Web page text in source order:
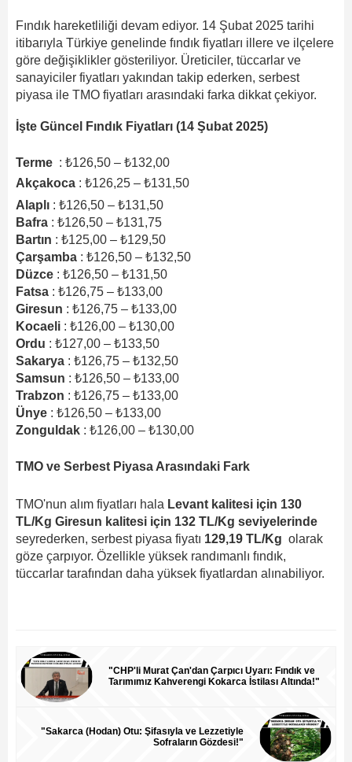
Fındık hareketliliği devam ediyor. 14 Şubat 2025 tarihi
itibarıyla Türkiye genelinde fındık fiyatları illere ve ilçelere
göre değişiklikler gösteriliyor. Üreticiler, tüccarlar ve
sanayiciler fiyatları yakından takip ederken, serbest
piyasa ile TMO fiyatları arasındaki farka dikkat çekiyor.
İşte Güncel Fındık Fiyatları (14 Şubat 2025)
Terme : ₺126,50 – ₺132,00
Akçakoca : ₺126,25 – ₺131,50
Alaplı : ₺126,50 – ₺131,50
Bafra : ₺126,50 – ₺131,75
Bartın : ₺125,00 – ₺129,50
Çarşamba : ₺126,50 – ₺132,50
Düzce : ₺126,50 – ₺131,50
Fatsa : ₺126,75 – ₺133,00
Giresun : ₺126,75 – ₺133,00
Kocaeli : ₺126,00 – ₺130,00
Ordu : ₺127,00 – ₺133,50
Sakarya : ₺126,75 – ₺132,50
Samsun : ₺126,50 – ₺133,00
Trabzon : ₺126,75 – ₺133,00
Ünye : ₺126,50 – ₺133,00
Zonguldak : ₺126,00 – ₺130,00
TMO ve Serbest Piyasa Arasındaki Fark
TMO'nun alım fiyatları hala Levant kalitesi için 130
TL/Kg Giresun kalitesi için 132 TL/Kg seviyelerinde
seyrederken, serbest piyasa fiyatı 129,19 TL/Kg olarak
göze çarpıyor. Özellikle yüksek randımanlı fındık,
tüccarlar tarafından daha yüksek fiyatlardan alınabiliyor.
"CHP'li Murat Çan'dan Çarpıcı Uyarı: Fındık ve
Tarımımız Kahverengi Kokarca İstilası Altında!"
"Sakarca (Hodan) Otu: Şifasıyla ve Lezzetiyle
Sofraların Gözdesi!"